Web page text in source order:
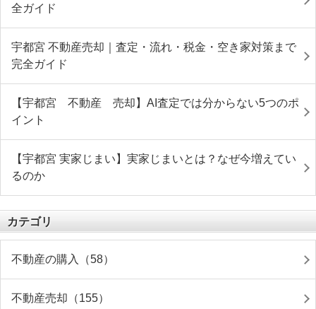
全ガイド
宇都宮 不動産売却｜査定・流れ・税金・空き家対策まで
完全ガイド
【宇都宮 不動産 売却】AI査定では分からない5つのポ
イント
【宇都宮 実家じまい】実家じまいとは？なぜ今増えてい
るのか
カテゴリ
不動産の購入（58）
不動産売却（155）